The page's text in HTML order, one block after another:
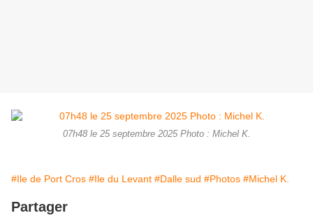
07h48 le 25 septembre 2025 Photo : Michel K.
#Ile de Port Cros #Ile du Levant #Dalle sud #Photos #Michel K.
Partager